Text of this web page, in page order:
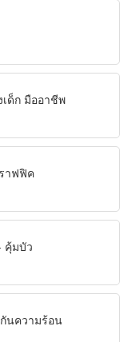
ด็ก มืออาชีพ
าฟฟิค
คุ้มบัว
นความร้อน